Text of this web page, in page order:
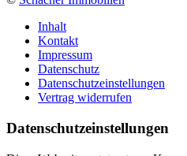
Inhalt
Kontakt
Impressum
Datenschutz
Datenschutzeinstellungen
Vertrag widerrufen
Daten­schutz­ein­stellungen